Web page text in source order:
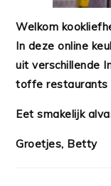
Welkom
In deze online
uit verschillende
toffe restaurants
Eet smakelijk
Groetjes, Betty